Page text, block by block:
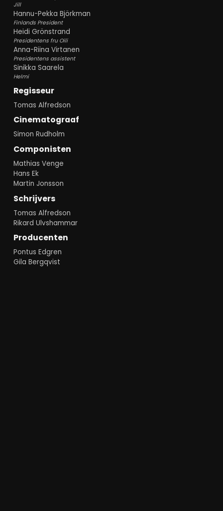
Jill
Hannu-Pekka Björkman
Finlands President
Heidi Grönstrand
Presidentens fru Oili
Anna-Riina Virtanen
Presidentens assistent
Sinikka Saarela
Helmi
Regisseur
Tomas Alfredson
Cinematograaf
Simon Rudholm
Componisten
Mathias Venge
Hans Ek
Martin Jonsson
Schrijvers
Tomas Alfredson
Rikard Ulvshammar
Producenten
Pontus Edgren
Gila Bergqvist